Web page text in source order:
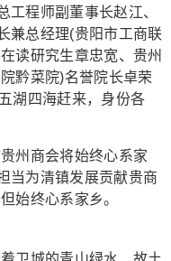
工程师副董事长赵江、
兼总经理(贵阳市工商联
读研究生章忠宽、贵州
黔菜院)名誉院长卓荣
湖四海赶来，身份各
州商会将始终心系家
当为清镇发展贡献贵商
始终心系家乡。